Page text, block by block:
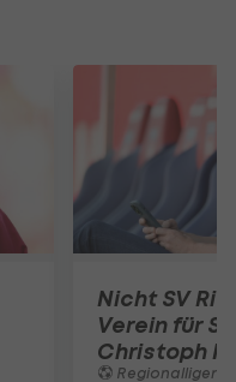
Nicht SV
Verein für
Christoph
Regionalligen